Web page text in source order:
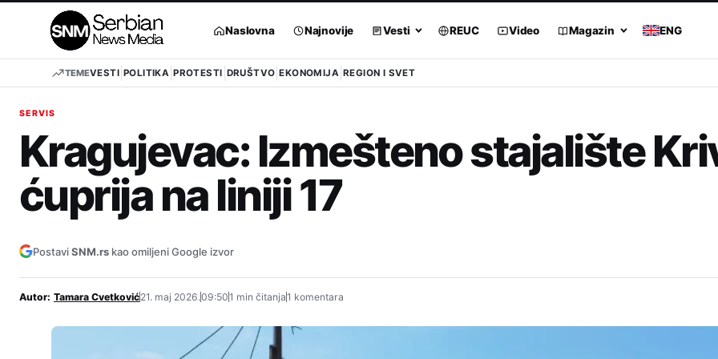
Naslovna Najnovije Vesti REUC Video Magazin ENG
TEMEVESTI POLITIKA PROTESTI DRUŠTVO EKONOMIJA REGION I SVET
SERVIS
Kragujevac: Izmešteno stajalište
ćuprija na liniji 17
PostaviSNM.rs kao omiljeni Google izvor
Autor: Tamara Cvetković21. maj 2026.09:501 min čitanja1 komentara